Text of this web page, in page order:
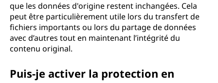
que les données d'origine restent inchangées. Cela
peut être particulièrement utile lors du transfert de
fichiers importants ou lors du partage de données
avec d’autres tout en maintenant l’intégrité du
contenu original.
Puis-je activer la protection en